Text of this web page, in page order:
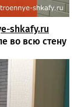
у нашей
мебели по
пространства.
и
shkafy.ru
во всю стену